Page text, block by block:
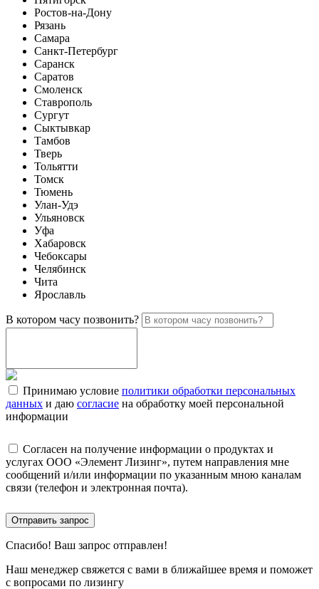
Ростов-на-Дону
Рязань
Самара
Санкт-Петербург
Саранск
Саратов
Смоленск
Ставрополь
Сургут
Сыктывкар
Тамбов
Тверь
Тольятти
Томск
Тюмень
Улан-Удэ
Ульяновск
Уфа
Хабаровск
Чебоксары
Челябинск
Чита
Ярославль
В котором часу позвонить?
Принимаю условие политики обработки персональных
данных и даю согласие на обработку моей персональной
информации
Согласен на получение информации о продуктах и
услугах ООО «Элемент Лизинг», путем направления мне
сообщений и/или информации по указанным мною каналам
связи (телефон и электронная почта).
Отправить запрос
Спасибо! Ваш запрос отправлен!
Наш менеджер свяжется с вами в ближайшее время и поможет
с вопросами по лизингу